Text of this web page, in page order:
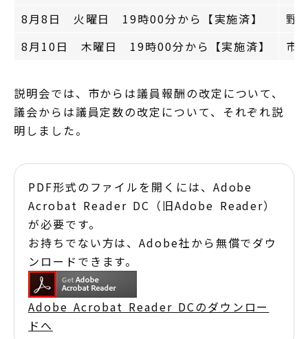
8月8日 火曜日 19時00分から【実施済】
野
8月10日 木曜日 19時00分から【実施済】
市
説明会では、市からは議員報酬の改定について、
議会からは議員定数の改定について、それぞれ説
明しました。
PDF形式のファイルを開くには、Adobe
Acrobat Reader DC（旧Adobe Reader）
が必要です。
お持ちでない方は、Adobe社から無償でダウ
ンロードできます。
Adobe Acrobat Reader DCのダウンロー
ドへ